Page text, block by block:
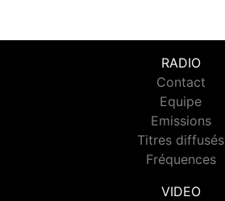
RADIO
Contact
Equipe
Emissions
Titres diffusés
Fréquences
VIDEO